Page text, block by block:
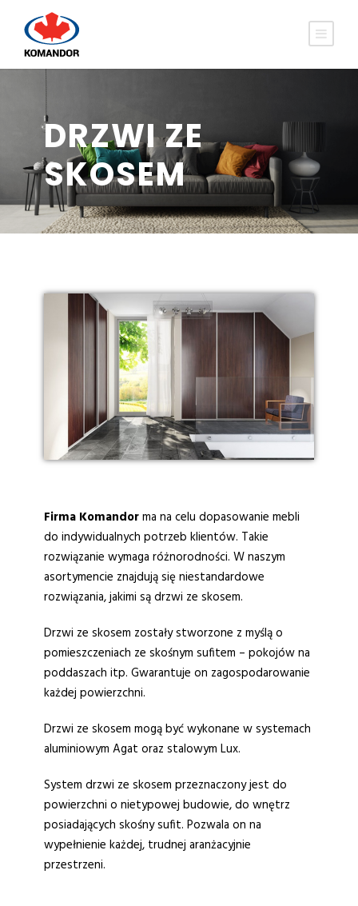
DRZWI ZE
SKOSEM
Firma Komandorma na celu dopasowanie mebli
do indywidualnych potrzeb klientów. Takie
rozwiązanie wymaga różnorodności. W naszym
asortymencie znajdują się niestandardowe
rozwiązania, jakimi są drzwi ze skosem.
Drzwi ze skosem zostały stworzone z myślą o
pomieszczeniach ze skośnym sufitem – pokojów na
poddaszach itp. Gwarantuje on zagospodarowanie
każdej powierzchni.
Drzwi ze skosem mogą być wykonane w systemach
aluminiowym Agat oraz stalowym Lux.
System drzwi ze skosem przeznaczony jest do
powierzchni o nietypowej budowie, do wnętrz
posiadających skośny sufit. Pozwala on na
wypełnienie każdej, trudnej aranżacyjnie
przestrzeni.